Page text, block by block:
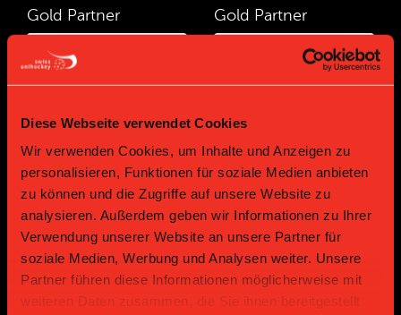
Diese Webseite verwendet Cookies
Wir verwenden Cookies, um Inhalte und Anzeigen zu
personalisieren, Funktionen für soziale Medien anbieten
zu können und die Zugriffe auf unsere Website zu
analysieren. Außerdem geben wir Informationen zu Ihrer
Verwendung unserer Website an unsere Partner für
soziale Medien, Werbung und Analysen weiter. Unsere
Partner führen diese Informationen möglicherweise mit
weiteren Daten zusammen, die Sie ihnen bereitgestellt
Gold Partner Gold Partner
Bronze Partner